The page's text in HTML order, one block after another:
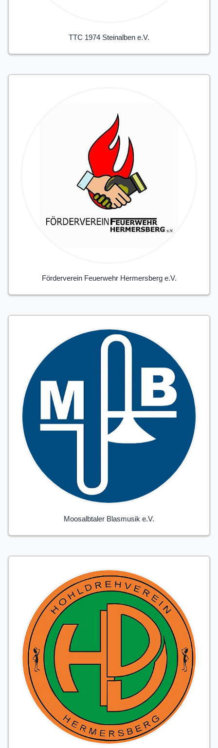
TTC 1974 Steinalben e.V.
Förderverein Feuerwehr Hermersberg e.V.
Moosalbtaler Blasmusik e.V.